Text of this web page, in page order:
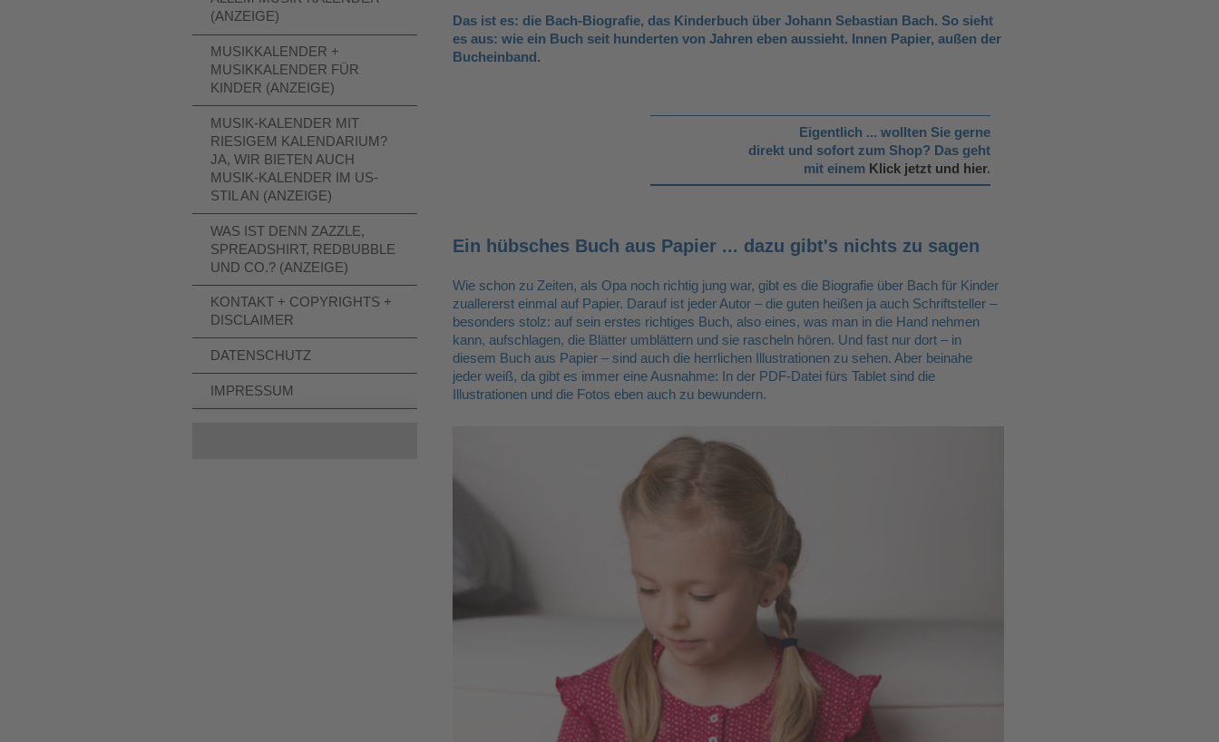
Das ist es: die Bach-Biografie, das Kinderbuch über Johann Sebastian Bach. So sieht
es aus: wie ein Buch seit hunderten von Jahren eben aussieht. Innen Papier, außen der
Bucheinband.
Eigentlich ... wollten Sie gerne
direkt und sofort zum Shop? Das geht
mit einem Klick jetzt und hier.
Ein hübsches Buch aus Papier ... dazu gibt's nichts zu sagen
Wie schon zu Zeiten, als Opa noch richtig jung war, gibt es die Biografie über Bach für Kinder
zuallererst einmal auf Papier. Darauf ist jeder Autor – die guten heißen ja auch Schriftsteller –
besonders stolz: auf sein erstes richtiges Buch, also eines, was man in die Hand nehmen
kann, aufschlagen, die Blätter umblättern und sie rascheln hören. Und fast nur dort – in
diesem Buch aus Papier – sind auch die herrlichen Illustrationen zu sehen. Aber beinahe
jeder weiß, da gibt es immer eine Ausnahme: In der PDF-Datei fürs Tablet sind die
Illustrationen und die Fotos eben auch zu bewundern.
(ANZEIGE)
MUSIKKALENDER +
MUSIKKALENDER FÜR
KINDER (ANZEIGE)
MUSIK-KALENDER MIT
RIESIGEM KALENDARIUM?
JA, WIR BIETEN AUCH
MUSIK-KALENDER IM US-
STIL AN (ANZEIGE)
WAS IST DENN ZAZZLE,
SPREADSHIRT, REDBUBBLE
UND CO.? (ANZEIGE)
KONTAKT + COPYRIGHTS +
DISCLAIMER
DATENSCHUTZ
IMPRESSUM